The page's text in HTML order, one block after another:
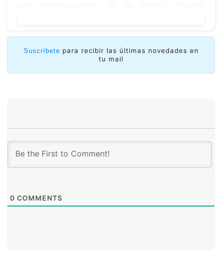
Suscríbete para recibir las últimas novedades en
tu mail
0 COMMENTS